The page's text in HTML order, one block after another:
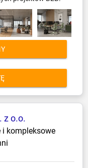
z o.o.
i kompleksowe